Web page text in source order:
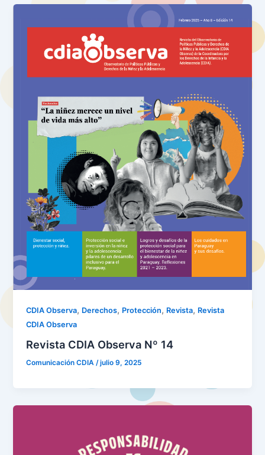
CDIA Observa, Derechos, Protección, Revista, Revista
CDIA Observa
Revista CDIA Observa Nº 14
Comunicación CDIA/julio 9, 2025